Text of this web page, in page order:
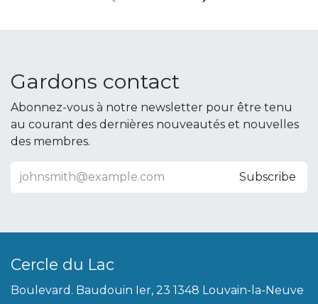
Gardons contact
Abonnez-vous à notre newsletter pour être tenu
au courant des dernières nouveautés et nouvelles
des membres.
Subscribe
Cercle du Lac
Boulevard. Baudouin Ier, 23 1348 Louvain-la-Neuve